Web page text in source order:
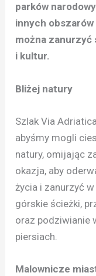
parków
innych
można zanurzyć
i kultur.
Bliżej natury
Szlak Via
abyśmy mogli
natury, omijając
okazja, aby
życia i zanurzyć
górskie ścieżki,
oraz podziwianie
piersiach.
Malownicze